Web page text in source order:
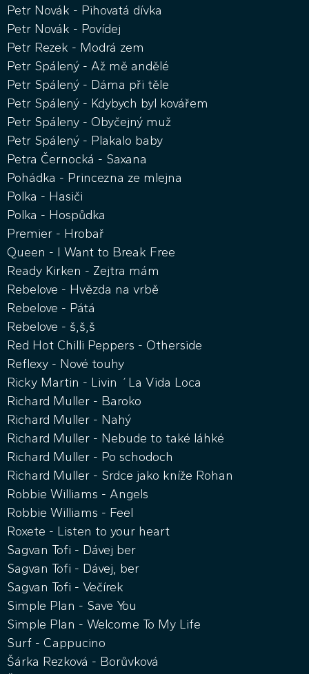
Petr Novák - Pihovatá dívka
Petr Novák - Povídej
Petr Rezek - Modrá zem
Petr Spálený - Až mě andělé
Petr Spálený - Dáma při těle
Petr Spálený - Kdybych byl kovářem
Petr Spáleny - Obyčejný muž
Petr Spálený - Plakalo baby
Petra Černocká - Saxana
Pohádka - Princezna ze mlejna
Polka - Hasiči
Polka - Hospůdka
Premier - Hrobař
Queen - I Want to Break Free
Ready Kirken - Zejtra mám
Rebelove - Hvězda na vrbě
Rebelove - Pátá
Rebelove - š,š,š
Red Hot Chilli Peppers - Otherside
Reflexy - Nové touhy
Ricky Martin - Livin ´La Vida Loca
Richard Muller - Baroko
Richard Muller - Nahý
Richard Muller - Nebude to také láhké
Richard Muller - Po schodoch
Richard Muller - Srdce jako kníže Rohan
Robbie Williams - Angels
Robbie Williams - Feel
Roxete - Listen to your heart
Sagvan Tofi - Dávej ber
Sagvan Tofi - Dávej, ber
Sagvan Tofi - Večírek
Simple Plan - Save You
Simple Plan - Welcome To My Life
Surf - Cappucino
Šárka Rezková - Borůvková